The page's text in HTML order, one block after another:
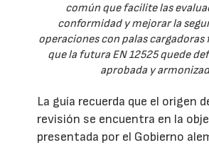
común que facilite las
conformidad y mejorar la
operaciones con palas
que la futura EN 12525 quede
aprobada y
La guía recuerda que el origen
revisión se encuentra en la
presentada por el Gobierno